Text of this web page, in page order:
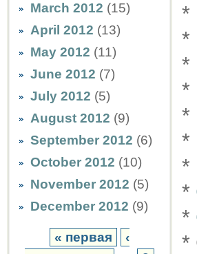
March 2012 (15)
April 2012 (13)
May 2012 (11)
June 2012 (7)
July 2012 (5)
August 2012 (9)
September 2012 (6)
October 2012 (10)
November 2012 (5)
December 2012 (9)
« первая
‹
*
*
*
*
*
*
*
*
*
*